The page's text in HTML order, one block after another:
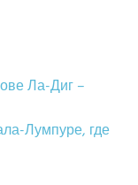
Ла-Диг –
Лумпуре, где